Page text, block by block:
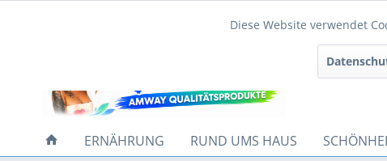
ERNÄHRUNG RUND UMS HAUS
Diese Website verwendet